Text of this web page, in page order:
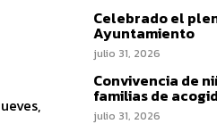
Celebrado el
Ayuntamiento
julio 31, 2026
Convivencia de
familias de
julio 31, 2026